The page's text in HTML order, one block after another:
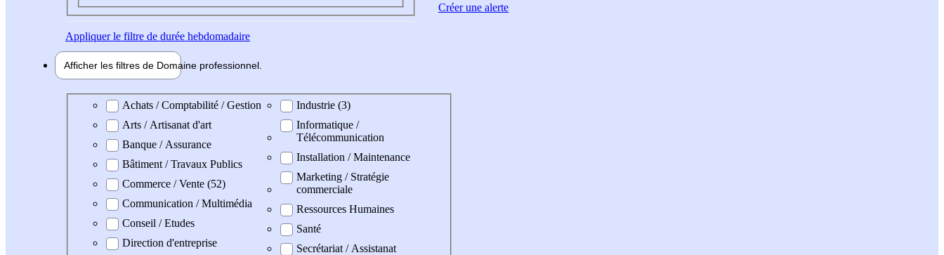
Appliquerle filtre de durée hebdomadaire
Afficher les filtres de Domaine professionnel
Domaine professionel
Achats / Comptabilité / Gestion
Arts / Artisanat d'art
Banque / Assurance
Bâtiment / Travaux Publics
Commerce / Vente (52)
Communication / Multimédia
Conseil / Etudes
Direction d'entreprise
Industrie (3)
Informatique /
Télécommunication
Installation / Maintenance
Marketing / Stratégie
commerciale
Ressources Humaines
Santé
Secrétariat / Assistanat
Créer une alerte